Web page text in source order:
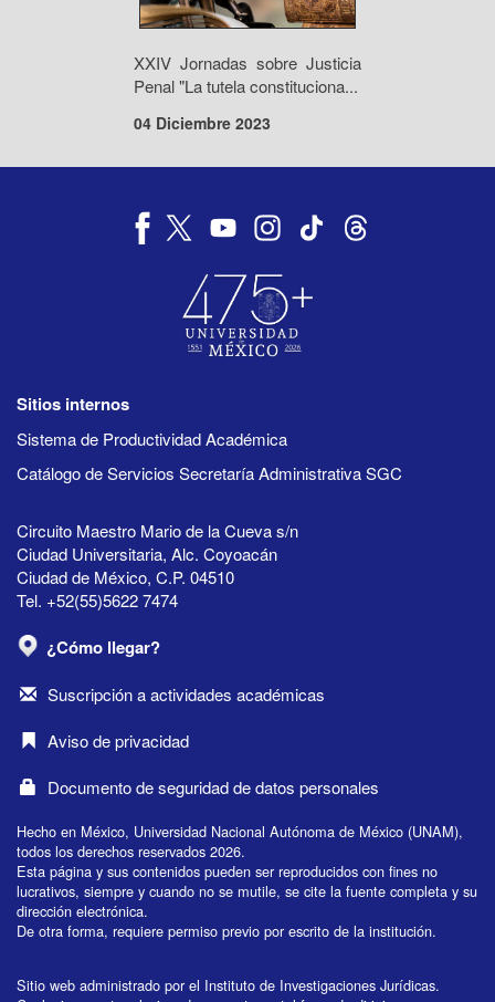
XXIV Jornadas sobre Justicia
Penal "La tutela constituciona...
04 Diciembre 2023
Sitios internos
Sistema de Productividad Académica
Catálogo de Servicios Secretaría Administrativa SGC
Circuito Maestro Mario de la Cueva s/n
Ciudad Universitaria, Alc. Coyoacán
Ciudad de México, C.P. 04510
Tel. +52(55)5622 7474
¿Cómo llegar?
Suscripción a actividades académicas
Aviso de privacidad
Documento de seguridad de datos personales
Hecho en México, Universidad Nacional Autónoma de México (UNAM),
todos los derechos reservados 2026.
Esta página y sus contenidos pueden ser reproducidos con fines no
lucrativos, siempre y cuando no se mutile, se cite la fuente completa y su
dirección electrónica.
De otra forma, requiere permiso previo por escrito de la institución.
Sitio web administrado por el Instituto de Investigaciones Jurídicas.